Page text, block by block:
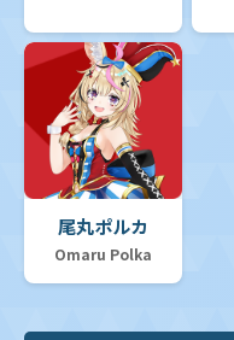
尾丸ポルカ
Omaru Polka